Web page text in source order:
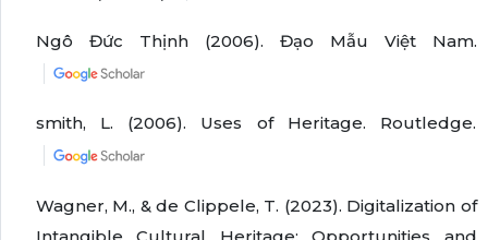
Ngô Đức Thịnh (2006). Đạo Mẫu Việt Nam.
smith, L. (2006). Uses of Heritage. Routledge.
Wagner, M., & de Clippele, T. (2023). Digitalization of
Intangible Cultural Heritage: Opportunities and